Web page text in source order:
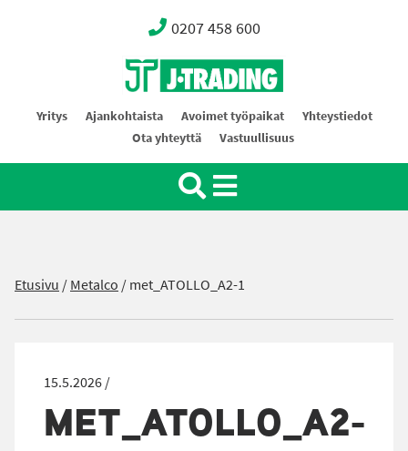
0207 458 600
Oy J-Trading Ab
Yritys Ajankohtaista Avoimet työpaikat
Yhteystiedot
Ota yhteyttä
Vastuullisuus
Etusivu /Metalco /met_ATOLLO_A2-1
15.5.2026 /
MET_ATOLLO_A2-